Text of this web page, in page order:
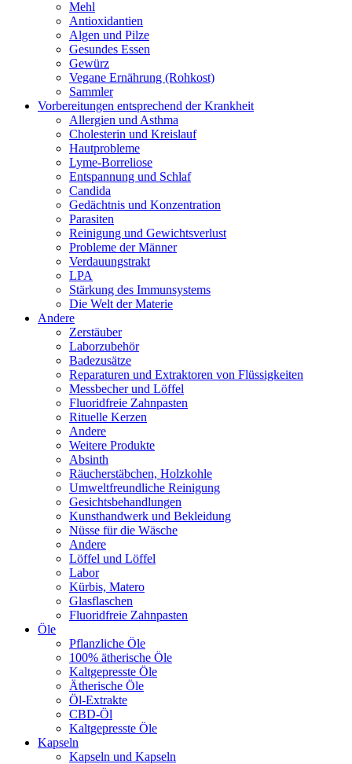
Mehl
Antioxidantien
Algen und Pilze
Gesundes Essen
Gewürz
Vegane Ernährung (Rohkost)
Sammler
Vorbereitungen entsprechend der Krankheit
Allergien und Asthma
Cholesterin und Kreislauf
Hautprobleme
Lyme-Borreliose
Entspannung und Schlaf
Candida
Gedächtnis und Konzentration
Parasiten
Reinigung und Gewichtsverlust
Probleme der Männer
Verdauungstrakt
LPA
Stärkung des Immunsystems
Die Welt der Materie
Andere
Zerstäuber
Laborzubehör
Badezusätze
Reparaturen und Extraktoren von Flüssigkeiten
Messbecher und Löffel
Fluoridfreie Zahnpasten
Rituelle Kerzen
Andere
Weitere Produkte
Absinth
Räucherstäbchen, Holzkohle
Umweltfreundliche Reinigung
Gesichtsbehandlungen
Kunsthandwerk und Bekleidung
Nüsse für die Wäsche
Andere
Löffel und Löffel
Labor
Kürbis, Matero
Glasflaschen
Fluoridfreie Zahnpasten
Öle
Pflanzliche Öle
100% ätherische Öle
Kaltgepresste Öle
Ätherische Öle
Öl-Extrakte
CBD-Öl
Kaltgepresste Öle
Kapseln
Kapseln und Kapseln